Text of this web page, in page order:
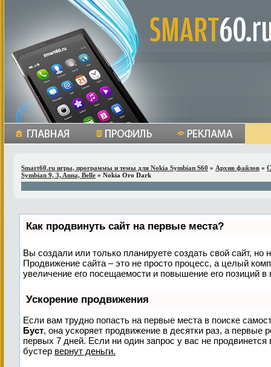
Smart60.ru игры, программы и темы для Nokia Symbian S60 » Архив файлов »
Symbian 9, 3, Anna, Belle » Nokia Oro Dark
Как продвинуть сайт на первые места?
Вы создали или только планируете создать свой сайт, но
Продвижение сайта – это не просто процесс, а целый
увеличение его посещаемости и повышение его позиций в
Ускорение продвижения
Если вам трудно попасть на первые места в поиске
Буст, она ускоряет продвижение в десятки раз, а первые
первых 7 дней. Если ни один запрос у вас не
бустер вернут деньги.